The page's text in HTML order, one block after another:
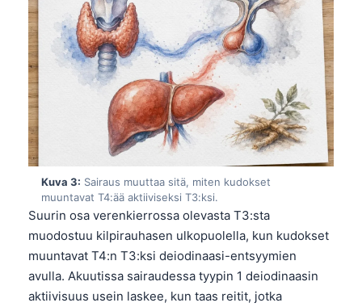
Kuva 3: Sairaus muuttaa sitä, miten kudokset
muuntavat T4:ää aktiiviseksi T3:ksi.
Suurin osa verenkierrossa olevasta T3:sta
muodostuu kilpirauhasen ulkopuolella, kun kudokset
muuntavat T4:n T3:ksi deiodinaasi-entsyymien
avulla. Akuutissa sairaudessa tyypin 1 deiodinaasin
aktiivisuus usein laskee, kun taas reitit, jotka